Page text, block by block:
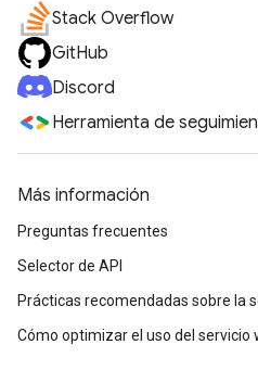
Stack Overflow
GitHub
Discord
Herramienta de
Más información
Preguntas frecuentes
Selector de API
Prácticas recomendadas sobre la
Cómo optimizar el uso del servicio